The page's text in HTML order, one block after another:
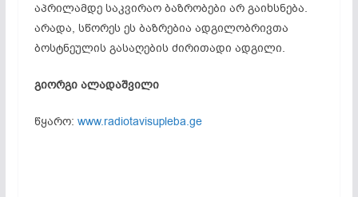
აპრილამდე საკვირაო ბაზრობები არ გაიხსნება.
არადა, სწორეს ეს ბაზრებია ადგილობრივთა
ბოსტნეულის გასაღების ძირითადი ადგილი.
გიორგი ალადაშვილი
წყარო: www.radiotavisupleba.ge